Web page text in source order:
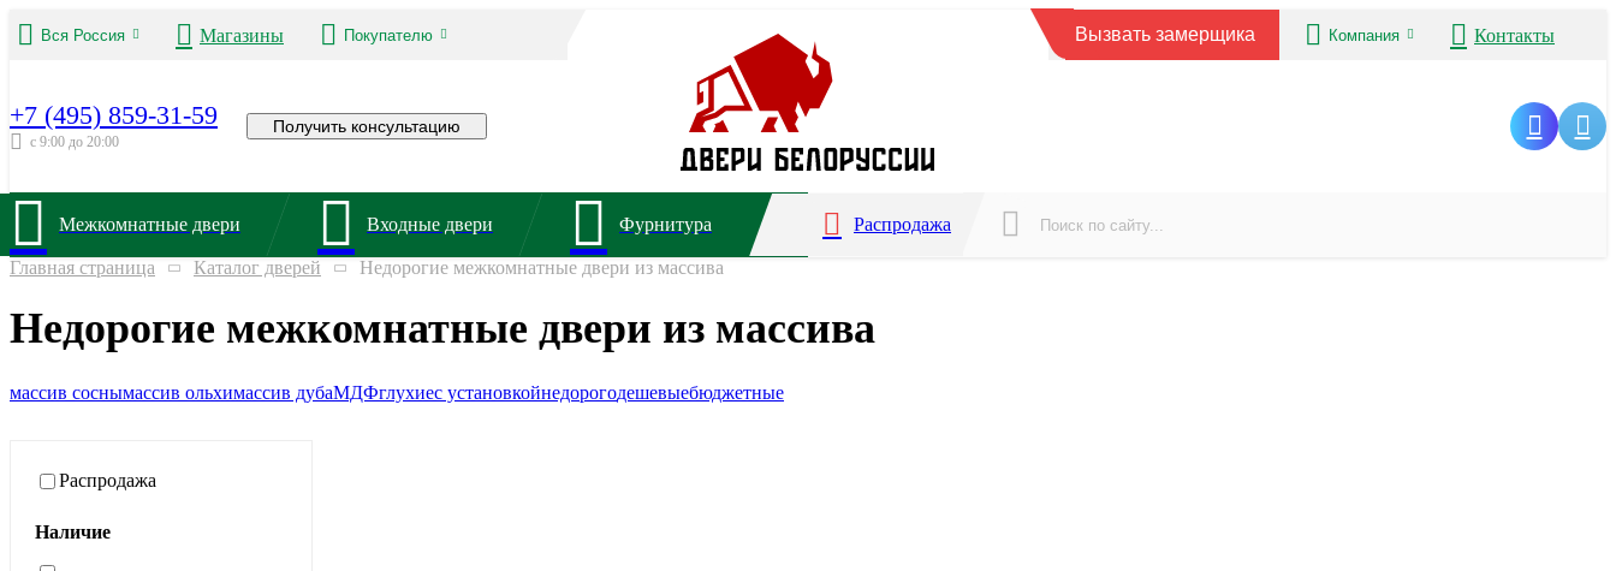
Вся Россия Магазины Покупателю Вызвать замерщика Компания Контакты
+7 (495) 859-31-59
с 9:00 до 20:00
Получить консультацию
Межкомнатные двери Входные двери Фурнитура Распродажа
Главная страница Каталог дверей Недорогие межкомнатные двери из массива
Недорогие межкомнатные двери из массива
массив соснымассив ольхимассив дубаМДФглухиес установкойнедорогодешевыебюджетные
Распродажа
Наличие